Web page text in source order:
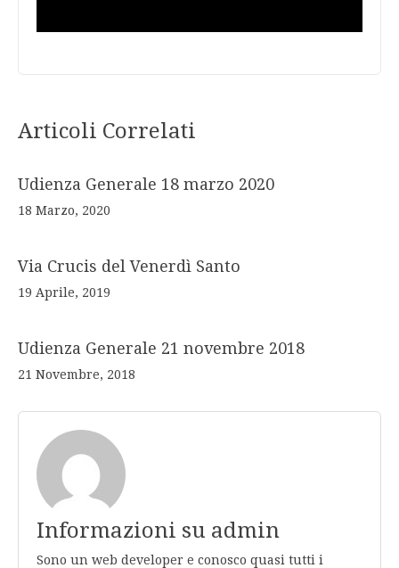
Articoli Correlati
Udienza Generale 18 marzo 2020
18 Marzo, 2020
Via Crucis del Venerdì Santo
19 Aprile, 2019
Udienza Generale 21 novembre 2018
21 Novembre, 2018
Informazioni su admin
Sono un web developer e conosco quasi tutti i